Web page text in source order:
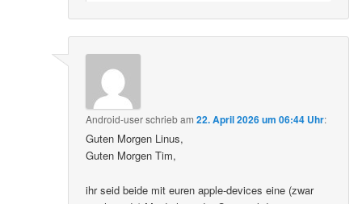
Android-userschriebam22. April 2026 um 06:44 Uhr:
Guten Morgen Linus,
Guten Morgen Tim,
ihr seid beide mit euren apple-devices eine (zwar